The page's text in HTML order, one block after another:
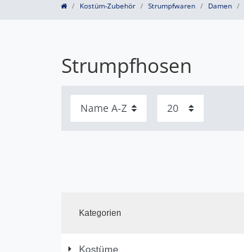
Kostüm-Zubehör Strumpfwaren Damen
Strumpfhosen
Kategorien
Kostüme